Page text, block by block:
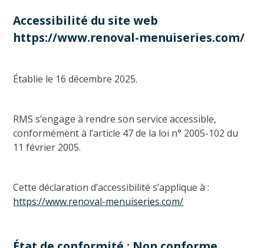
Accessibilité du site web
https://www.renoval-menuiseries.com/
Établie le 16 décembre 2025.
RMS s’engage à rendre son service accessible,
conformément à l’article 47 de la loi n° 2005-102 du
11 février 2005.
Cette déclaration d’accessibilité s’applique à :
https://www.renoval-menuiseries.com/